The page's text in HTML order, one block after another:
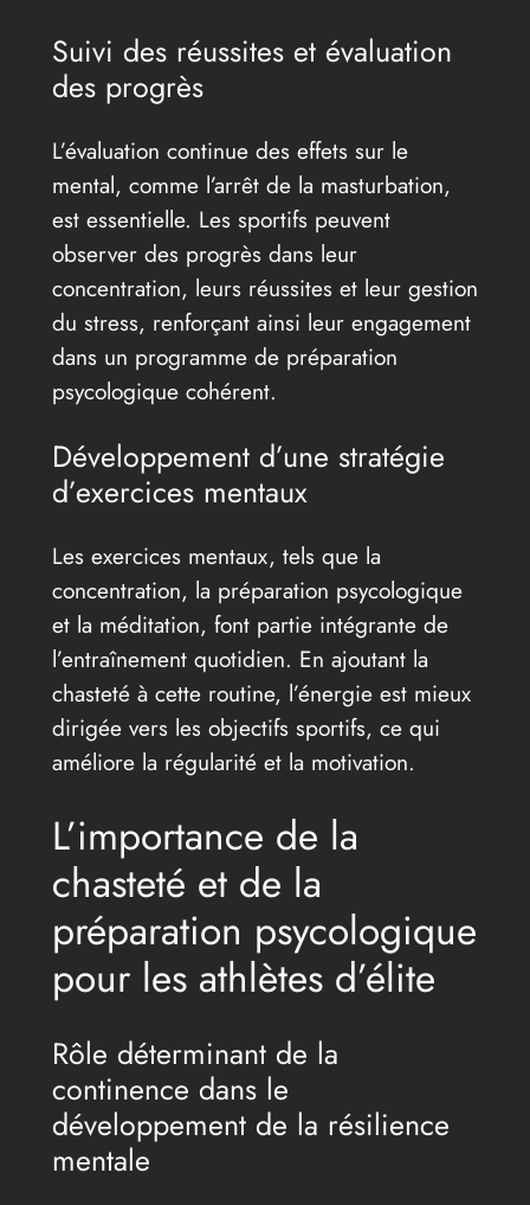
Suivi des réussites et évaluation
des progrès
L’évaluation continue des effets sur le
mental, comme l’arrêt de la masturbation,
est essentielle. Les sportifs peuvent
observer des progrès dans leur
concentration, leurs réussites et leur gestion
du stress, renforçant ainsi leur engagement
dans un programme de préparation
psycologique cohérent.
Développement d’une stratégie
d’exercices mentaux
Les exercices mentaux, tels que la
concentration, la préparation psycologique
et la méditation, font partie intégrante de
l’entraînement quotidien. En ajoutant la
chasteté à cette routine, l’énergie est mieux
dirigée vers les objectifs sportifs, ce qui
améliore la régularité et la motivation.
L’importance de la
chasteté et de la
préparation psycologique
pour les athlètes d’élite
Rôle déterminant de la
continence dans le
développement de la résilience
mentale